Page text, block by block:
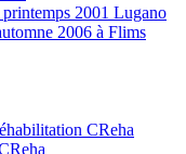
printemps 2001 Lugano
2006 à Flims
CReha